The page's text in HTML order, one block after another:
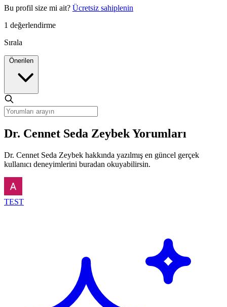
Bu profil size mi ait? Ücretsiz sahiplenin
1 değerlendirme
Sırala
Dr. Cennet Seda Zeybek Yorumları
Dr. Cennet Seda Zeybek hakkında yazılmış en güncel gerçek
kullanıcı deneyimlerini buradan okuyabilirsin.
TEST